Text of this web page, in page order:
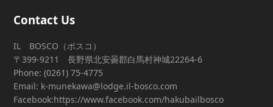
Contact Us
IL BOSCO（ボスコ）
〒399-9211 長野県北安曇郡白馬村神城22264-6
Phone: (0261) 75-4775
Email: k-munekawa@lodge.il-bosco.com
Facebook:https://www.facebook.com/hakubailbosco